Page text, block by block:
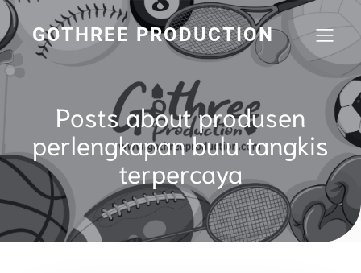
GOTHREE PRODUCTION
Posts about produsen
perlengkapan bulu tangkis
terpercaya